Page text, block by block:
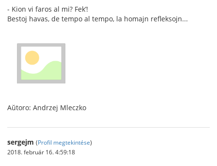
- Kion vi faros al mi? Fek’!
Bestoj havas, de tempo al tempo, la homajn refleksojn...
Aŭtoro: Andrzej Mleczko
sergejm (Profil megtekintése)
2018. február 16. 4:59:18